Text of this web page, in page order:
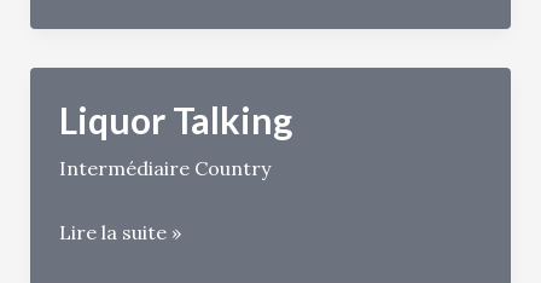
The
Count
Liquor Talking
Intermédiaire Country
Liquor
Lire la suite »